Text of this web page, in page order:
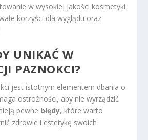
w wysokiej jakości kosmetyki
korzyści dla wyglądu oraz
UNIKAĆ W
PAZNOKCI?
jest istotnym elementem dbania o
ostrożności, aby nie wyrządzić
pewne błędy, które warto
zdrowie i estetykę swoich